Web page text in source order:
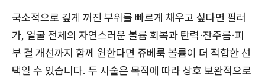
국소적으로 깊게 꺼진 부위를 빠르게 채우고 싶다면 필러
가, 얼굴 전체의 자연스러운 볼륨 회복과 탄력·잔주름·피
부 결 개선까지 함께 원한다면 쥬베룩 볼륨이 더 적합한 선
택일 수 있습니다. 두 시술은 목적에 따라 상호 보완적으로